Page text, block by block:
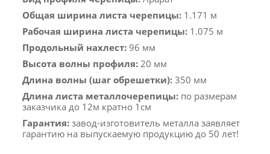
Общая ширина листа черепицы: 1.171 м
Рабочая ширина листа черепицы: 1.075 м
Продольный нахлест: 96 мм
Высота волны профиля: 20 мм
Длина волны (шаг обрешетки): 350 мм
Длина листа металлочерепицы: по размерам
заказчика до 12м кратно 1см
Гарантия: завод-изготовитель металла заявляет
гарантию на выпускаемую продукцию до 50 лет!